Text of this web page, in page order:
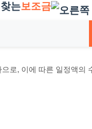
는보조금
로, 이에 따른 일정액의